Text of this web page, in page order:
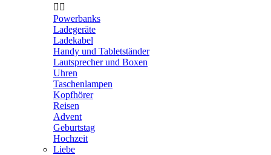
 
Powerbanks
Ladegeräte
Ladekabel
Handy und Tabletständer
Lautsprecher und Boxen
Uhren
Taschenlampen
Kopfhörer
Reisen
Advent
Geburtstag
Hochzeit
Liebe